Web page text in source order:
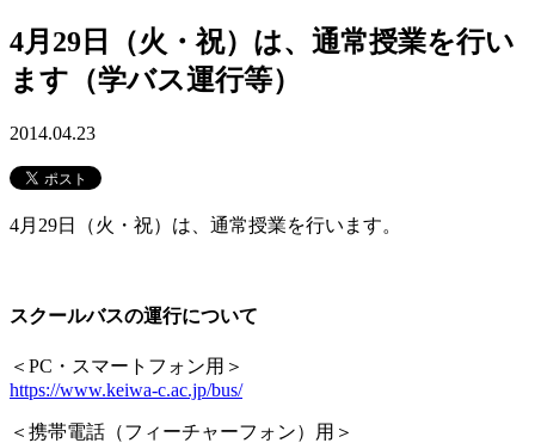
4月29日（火・祝）は、通常授業を行い
ます（学バス運行等）
2014.04.23
4月29日（火・祝）は、通常授業を行います。
スクールバスの運行について
＜PC・スマートフォン用＞
https://www.keiwa-c.ac.jp/bus/
＜携帯電話（フィーチャーフォン）用＞